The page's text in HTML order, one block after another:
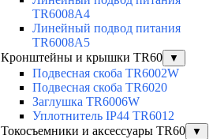
TR6008A4
Линейный подвод питания
TR6008A5
Кронштейны и крышки TR60
▼
Подвесная скоба TR6002W
Подвесная скоба TR6020
Заглушка TR6006W
Уплотнитель IP44 TR6012
Токосъемники и аксессуары TR60
▼